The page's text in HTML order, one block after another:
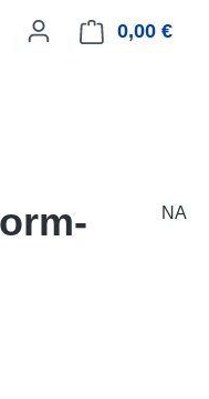
0,00 €
NA